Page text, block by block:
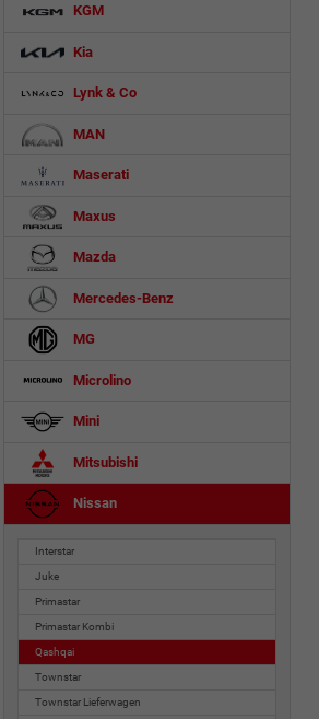
KGM
Kia
Lynk & Co
MAN
Maserati
Maxus
Mazda
Mercedes-Benz
MG
Microlino
Mini
Mitsubishi
Nissan
Interstar
Juke
Primastar
Primastar Kombi
Qashqai
Townstar
Townstar Lieferwagen